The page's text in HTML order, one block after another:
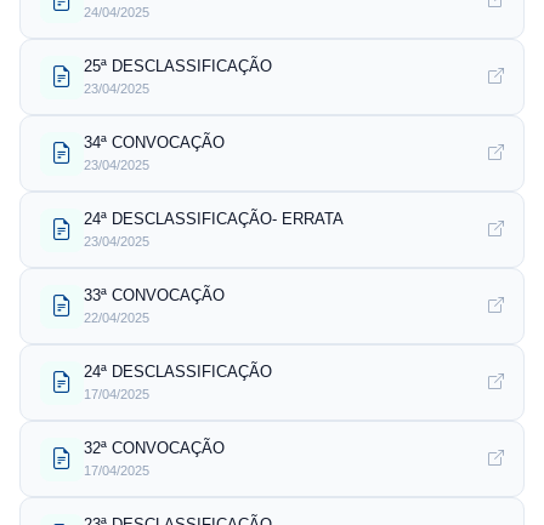
24/04/2025
25ª DESCLASSIFICAÇÃO
23/04/2025
34ª CONVOCAÇÃO
23/04/2025
24ª DESCLASSIFICAÇÃO- ERRATA
23/04/2025
33ª CONVOCAÇÃO
22/04/2025
24ª DESCLASSIFICAÇÃO
17/04/2025
32ª CONVOCAÇÃO
17/04/2025